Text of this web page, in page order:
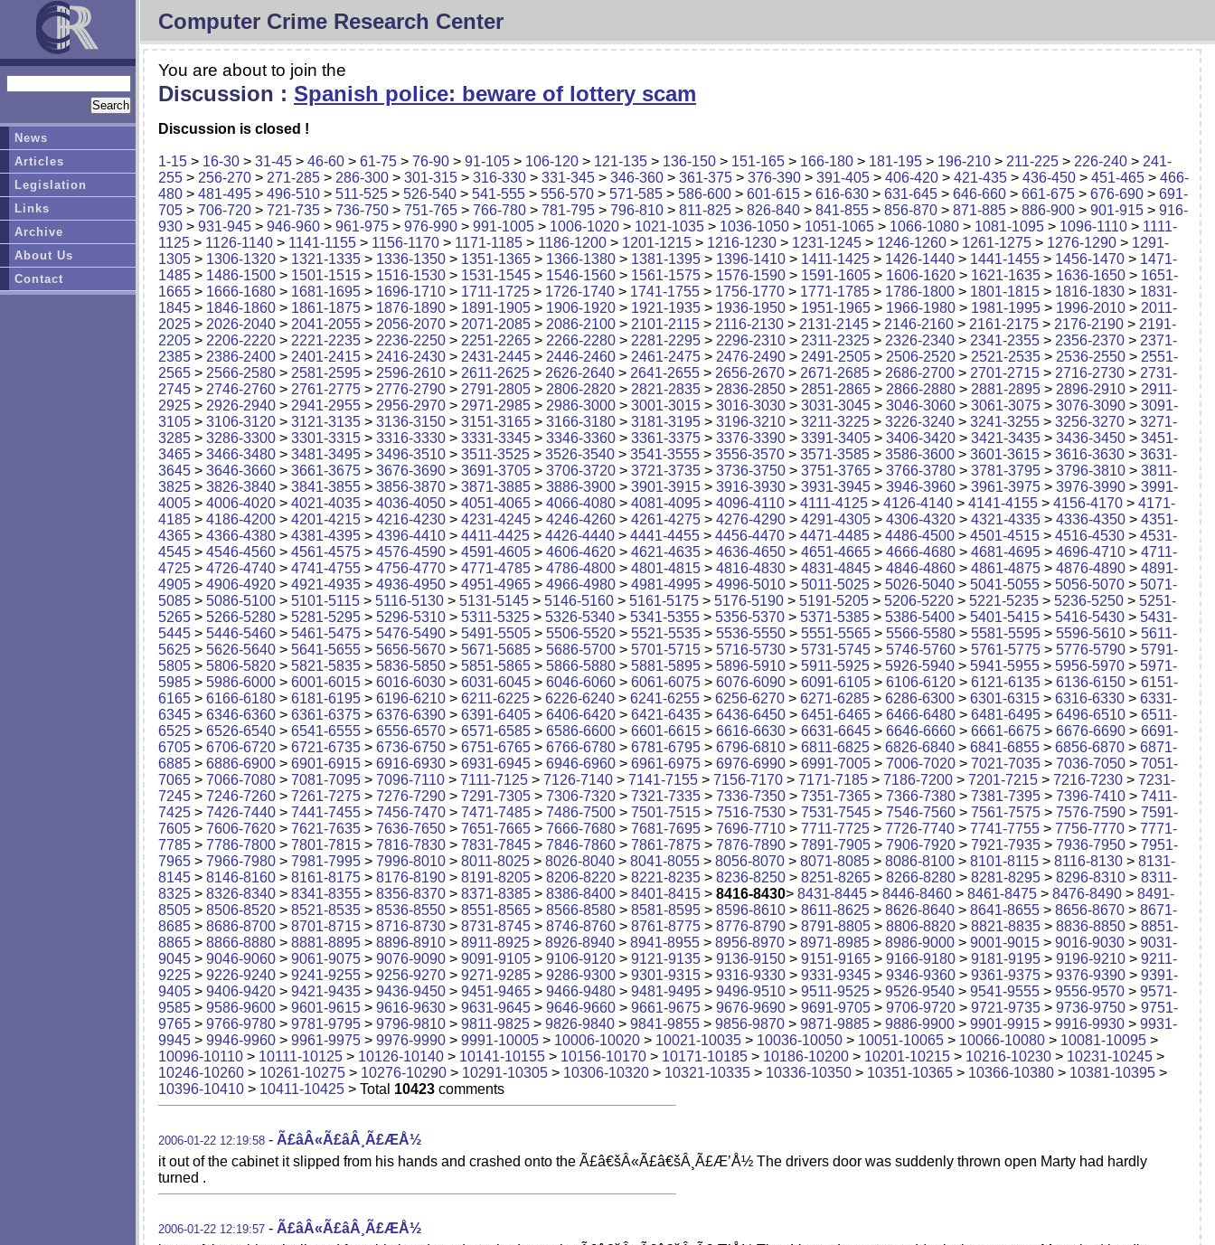
Computer Crime Research Center
You are about to join the
Discussion : Spanish police: beware of lottery scam
Discussion is closed !
1-15 > 16-30 > 31-45 > 46-60 > 61-75 > 76-90 > 91-105 > 106-120 > 121-135 > 136-150 > 151-165 > 166-180 > 181-195 > 196-210 > 211-225 > 226-240 > 241-
255 > 256-270 > 271-285 > 286-300 > 301-315 > 316-330 > 331-345 > 346-360 > 361-375 > 376-390 > 391-405 > 406-420 > 421-435 > 436-450 > 451-465 > 466-
480 > 481-495 > 496-510 > 511-525 > 526-540 > 541-555 > 556-570 > 571-585 > 586-600 > 601-615 > 616-630 > 631-645 > 646-660 > 661-675 > 676-690 > 691-
705 > 706-720 > 721-735 > 736-750 > 751-765 > 766-780 > 781-795 > 796-810 > 811-825 > 826-840 > 841-855 > 856-870 > 871-885 > 886-900 > 901-915 > 916-
930 > 931-945 > 946-960 > 961-975 > 976-990 > 991-1005 > 1006-1020 > 1021-1035 > 1036-1050 > 1051-1065 > 1066-1080 > 1081-1095 > 1096-1110 > 1111-
1125 > 1126-1140 > 1141-1155 > 1156-1170 > 1171-1185 > 1186-1200 > 1201-1215 > 1216-1230 > 1231-1245 > 1246-1260 > 1261-1275 > 1276-1290 > 1291-
1305 > 1306-1320 > 1321-1335 > 1336-1350 > 1351-1365 > 1366-1380 > 1381-1395 > 1396-1410 > 1411-1425 > 1426-1440 > 1441-1455 > 1456-1470 > 1471-
1485 > 1486-1500 > 1501-1515 > 1516-1530 > 1531-1545 > 1546-1560 > 1561-1575 > 1576-1590 > 1591-1605 > 1606-1620 > 1621-1635 > 1636-1650 > 1651-
1665 > 1666-1680 > 1681-1695 > 1696-1710 > 1711-1725 > 1726-1740 > 1741-1755 > 1756-1770 > 1771-1785 > 1786-1800 > 1801-1815 > 1816-1830 > 1831-
1845 > 1846-1860 > 1861-1875 > 1876-1890 > 1891-1905 > 1906-1920 > 1921-1935 > 1936-1950 > 1951-1965 > 1966-1980 > 1981-1995 > 1996-2010 > 2011-
2025 > 2026-2040 > 2041-2055 > 2056-2070 > 2071-2085 > 2086-2100 > 2101-2115 > 2116-2130 > 2131-2145 > 2146-2160 > 2161-2175 > 2176-2190 > 2191-
2205 > 2206-2220 > 2221-2235 > 2236-2250 > 2251-2265 > 2266-2280 > 2281-2295 > 2296-2310 > 2311-2325 > 2326-2340 > 2341-2355 > 2356-2370 > 2371-
2385 > 2386-2400 > 2401-2415 > 2416-2430 > 2431-2445 > 2446-2460 > 2461-2475 > 2476-2490 > 2491-2505 > 2506-2520 > 2521-2535 > 2536-2550 > 2551-
2565 > 2566-2580 > 2581-2595 > 2596-2610 > 2611-2625 > 2626-2640 > 2641-2655 > 2656-2670 > 2671-2685 > 2686-2700 > 2701-2715 > 2716-2730 > 2731-
2745 > 2746-2760 > 2761-2775 > 2776-2790 > 2791-2805 > 2806-2820 > 2821-2835 > 2836-2850 > 2851-2865 > 2866-2880 > 2881-2895 > 2896-2910 > 2911-
2925 > 2926-2940 > 2941-2955 > 2956-2970 > 2971-2985 > 2986-3000 > 3001-3015 > 3016-3030 > 3031-3045 > 3046-3060 > 3061-3075 > 3076-3090 > 3091-
3105 > 3106-3120 > 3121-3135 > 3136-3150 > 3151-3165 > 3166-3180 > 3181-3195 > 3196-3210 > 3211-3225 > 3226-3240 > 3241-3255 > 3256-3270 > 3271-
3285 > 3286-3300 > 3301-3315 > 3316-3330 > 3331-3345 > 3346-3360 > 3361-3375 > 3376-3390 > 3391-3405 > 3406-3420 > 3421-3435 > 3436-3450 > 3451-
3465 > 3466-3480 > 3481-3495 > 3496-3510 > 3511-3525 > 3526-3540 > 3541-3555 > 3556-3570 > 3571-3585 > 3586-3600 > 3601-3615 > 3616-3630 > 3631-
3645 > 3646-3660 > 3661-3675 > 3676-3690 > 3691-3705 > 3706-3720 > 3721-3735 > 3736-3750 > 3751-3765 > 3766-3780 > 3781-3795 > 3796-3810 > 3811-
3825 > 3826-3840 > 3841-3855 > 3856-3870 > 3871-3885 > 3886-3900 > 3901-3915 > 3916-3930 > 3931-3945 > 3946-3960 > 3961-3975 > 3976-3990 > 3991-
4005 > 4006-4020 > 4021-4035 > 4036-4050 > 4051-4065 > 4066-4080 > 4081-4095 > 4096-4110 > 4111-4125 > 4126-4140 > 4141-4155 > 4156-4170 > 4171-
4185 > 4186-4200 > 4201-4215 > 4216-4230 > 4231-4245 > 4246-4260 > 4261-4275 > 4276-4290 > 4291-4305 > 4306-4320 > 4321-4335 > 4336-4350 > 4351-
4365 > 4366-4380 > 4381-4395 > 4396-4410 > 4411-4425 > 4426-4440 > 4441-4455 > 4456-4470 > 4471-4485 > 4486-4500 > 4501-4515 > 4516-4530 > 4531-
4545 > 4546-4560 > 4561-4575 > 4576-4590 > 4591-4605 > 4606-4620 > 4621-4635 > 4636-4650 > 4651-4665 > 4666-4680 > 4681-4695 > 4696-4710 > 4711-
4725 > 4726-4740 > 4741-4755 > 4756-4770 > 4771-4785 > 4786-4800 > 4801-4815 > 4816-4830 > 4831-4845 > 4846-4860 > 4861-4875 > 4876-4890 > 4891-
4905 > 4906-4920 > 4921-4935 > 4936-4950 > 4951-4965 > 4966-4980 > 4981-4995 > 4996-5010 > 5011-5025 > 5026-5040 > 5041-5055 > 5056-5070 > 5071-
5085 > 5086-5100 > 5101-5115 > 5116-5130 > 5131-5145 > 5146-5160 > 5161-5175 > 5176-5190 > 5191-5205 > 5206-5220 > 5221-5235 > 5236-5250 > 5251-
5265 > 5266-5280 > 5281-5295 > 5296-5310 > 5311-5325 > 5326-5340 > 5341-5355 > 5356-5370 > 5371-5385 > 5386-5400 > 5401-5415 > 5416-5430 > 5431-
5445 > 5446-5460 > 5461-5475 > 5476-5490 > 5491-5505 > 5506-5520 > 5521-5535 > 5536-5550 > 5551-5565 > 5566-5580 > 5581-5595 > 5596-5610 > 5611-
5625 > 5626-5640 > 5641-5655 > 5656-5670 > 5671-5685 > 5686-5700 > 5701-5715 > 5716-5730 > 5731-5745 > 5746-5760 > 5761-5775 > 5776-5790 > 5791-
5805 > 5806-5820 > 5821-5835 > 5836-5850 > 5851-5865 > 5866-5880 > 5881-5895 > 5896-5910 > 5911-5925 > 5926-5940 > 5941-5955 > 5956-5970 > 5971-
5985 > 5986-6000 > 6001-6015 > 6016-6030 > 6031-6045 > 6046-6060 > 6061-6075 > 6076-6090 > 6091-6105 > 6106-6120 > 6121-6135 > 6136-6150 > 6151-
6165 > 6166-6180 > 6181-6195 > 6196-6210 > 6211-6225 > 6226-6240 > 6241-6255 > 6256-6270 > 6271-6285 > 6286-6300 > 6301-6315 > 6316-6330 > 6331-
6345 > 6346-6360 > 6361-6375 > 6376-6390 > 6391-6405 > 6406-6420 > 6421-6435 > 6436-6450 > 6451-6465 > 6466-6480 > 6481-6495 > 6496-6510 > 6511-
6525 > 6526-6540 > 6541-6555 > 6556-6570 > 6571-6585 > 6586-6600 > 6601-6615 > 6616-6630 > 6631-6645 > 6646-6660 > 6661-6675 > 6676-6690 > 6691-
6705 > 6706-6720 > 6721-6735 > 6736-6750 > 6751-6765 > 6766-6780 > 6781-6795 > 6796-6810 > 6811-6825 > 6826-6840 > 6841-6855 > 6856-6870 > 6871-
6885 > 6886-6900 > 6901-6915 > 6916-6930 > 6931-6945 > 6946-6960 > 6961-6975 > 6976-6990 > 6991-7005 > 7006-7020 > 7021-7035 > 7036-7050 > 7051-
7065 > 7066-7080 > 7081-7095 > 7096-7110 > 7111-7125 > 7126-7140 > 7141-7155 > 7156-7170 > 7171-7185 > 7186-7200 > 7201-7215 > 7216-7230 > 7231-
7245 > 7246-7260 > 7261-7275 > 7276-7290 > 7291-7305 > 7306-7320 > 7321-7335 > 7336-7350 > 7351-7365 > 7366-7380 > 7381-7395 > 7396-7410 > 7411-
7425 > 7426-7440 > 7441-7455 > 7456-7470 > 7471-7485 > 7486-7500 > 7501-7515 > 7516-7530 > 7531-7545 > 7546-7560 > 7561-7575 > 7576-7590 > 7591-
7605 > 7606-7620 > 7621-7635 > 7636-7650 > 7651-7665 > 7666-7680 > 7681-7695 > 7696-7710 > 7711-7725 > 7726-7740 > 7741-7755 > 7756-7770 > 7771-
7785 > 7786-7800 > 7801-7815 > 7816-7830 > 7831-7845 > 7846-7860 > 7861-7875 > 7876-7890 > 7891-7905 > 7906-7920 > 7921-7935 > 7936-7950 > 7951-
7965 > 7966-7980 > 7981-7995 > 7996-8010 > 8011-8025 > 8026-8040 > 8041-8055 > 8056-8070 > 8071-8085 > 8086-8100 > 8101-8115 > 8116-8130 > 8131-
8145 > 8146-8160 > 8161-8175 > 8176-8190 > 8191-8205 > 8206-8220 > 8221-8235 > 8236-8250 > 8251-8265 > 8266-8280 > 8281-8295 > 8296-8310 > 8311-
8325 > 8326-8340 > 8341-8355 > 8356-8370 > 8371-8385 > 8386-8400 > 8401-8415 > 8416-8430> 8431-8445 > 8446-8460 > 8461-8475 > 8476-8490 > 8491-
8505 > 8506-8520 > 8521-8535 > 8536-8550 > 8551-8565 > 8566-8580 > 8581-8595 > 8596-8610 > 8611-8625 > 8626-8640 > 8641-8655 > 8656-8670 > 8671-
8685 > 8686-8700 > 8701-8715 > 8716-8730 > 8731-8745 > 8746-8760 > 8761-8775 > 8776-8790 > 8791-8805 > 8806-8820 > 8821-8835 > 8836-8850 > 8851-
8865 > 8866-8880 > 8881-8895 > 8896-8910 > 8911-8925 > 8926-8940 > 8941-8955 > 8956-8970 > 8971-8985 > 8986-9000 > 9001-9015 > 9016-9030 > 9031-
9045 > 9046-9060 > 9061-9075 > 9076-9090 > 9091-9105 > 9106-9120 > 9121-9135 > 9136-9150 > 9151-9165 > 9166-9180 > 9181-9195 > 9196-9210 > 9211-
9225 > 9226-9240 > 9241-9255 > 9256-9270 > 9271-9285 > 9286-9300 > 9301-9315 > 9316-9330 > 9331-9345 > 9346-9360 > 9361-9375 > 9376-9390 > 9391-
9405 > 9406-9420 > 9421-9435 > 9436-9450 > 9451-9465 > 9466-9480 > 9481-9495 > 9496-9510 > 9511-9525 > 9526-9540 > 9541-9555 > 9556-9570 > 9571-
9585 > 9586-9600 > 9601-9615 > 9616-9630 > 9631-9645 > 9646-9660 > 9661-9675 > 9676-9690 > 9691-9705 > 9706-9720 > 9721-9735 > 9736-9750 > 9751-
9765 > 9766-9780 > 9781-9795 > 9796-9810 > 9811-9825 > 9826-9840 > 9841-9855 > 9856-9870 > 9871-9885 > 9886-9900 > 9901-9915 > 9916-9930 > 9931-
9945 > 9946-9960 > 9961-9975 > 9976-9990 > 9991-10005 > 10006-10020 > 10021-10035 > 10036-10050 > 10051-10065 > 10066-10080 > 10081-10095 >
10096-10110 > 10111-10125 > 10126-10140 > 10141-10155 > 10156-10170 > 10171-10185 > 10186-10200 > 10201-10215 > 10216-10230 > 10231-10245 >
10246-10260 > 10261-10275 > 10276-10290 > 10291-10305 > 10306-10320 > 10321-10335 > 10336-10350 > 10351-10365 > 10366-10380 > 10381-10395 >
10396-10410 > 10411-10425 > Total 10423 comments
2006-01-22 12:19:58 - Ã£âÂ«Ã£âÂ¸Ã£ÆÅ½
it out of the cabinet it slipped from his hands and crashed onto the Ã£â€šÂ«Ã£â€šÂ¸Ã£Æ’Å½ The drivers door was suddenly thrown open Marty had hardly
turned .
2006-01-22 12:19:57 - Ã£âÂ«Ã£âÂ¸Ã£ÆÅ½
News
Articles
Legislation
Links
Archive
About Us
Contact